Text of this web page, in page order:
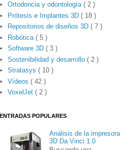
Ortodoncia y odontología( 2 )
Prótesis e Implantes 3D( 18 )
Repositorios de diseños 3D( 7 )
Robótica( 5 )
Software 3D( 3 )
Sostenibilidad y desarrollo( 2 )
Stratasys( 10 )
Vídeos( 42 )
VoxelJet( 2 )
ENTRADAS POPULARES
Análisis de la impresora
3D Da Vinci 1.0